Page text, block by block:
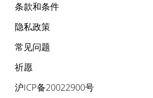
条款和条件
隐私政策
常见问题
祈愿
沪ICP备20022900号